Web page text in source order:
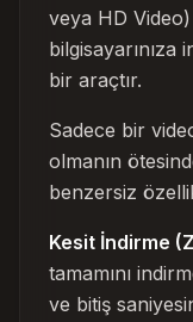
veya HD
bir araçtır.
Sadece bir
olmanın
benzersiz
Kesit İndirme
tamamını
ve bitiş